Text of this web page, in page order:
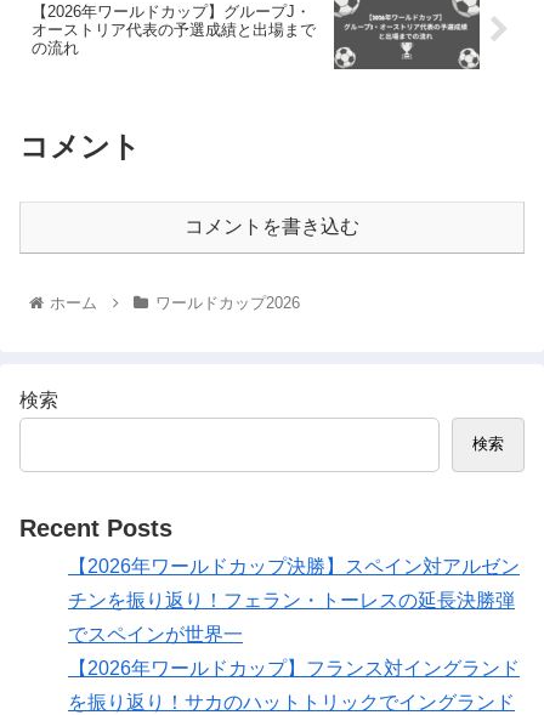
【2026年ワールドカップ】グループJ・
オーストリア代表の予選成績と出場まで
の流れ
コメント
コメントを書き込む
ホーム ワールドカップ2026
検索
検索
Recent Posts
【2026年ワールドカップ決勝】スペイン対アルゼン
チンを振り返り！フェラン・トーレスの延長決勝弾
でスペインが世界一
【2026年ワールドカップ】フランス対イングランド
を振り返り！サカのハットトリックでイングランド